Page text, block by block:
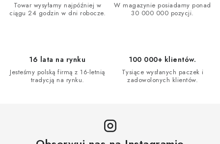
Towar wysyłamy najpóźniej w
ciągu 24 godzin w dni robocze.
W magazynie posiadamy ponad
30 000 000 pozycji.
16 lata na rynku
Jesteśmy polską firmą z 16-letnią
tradycją na rynku.
100 000+ klientów.
Tysiące wysłanych paczek i
zadowolonych klientów.